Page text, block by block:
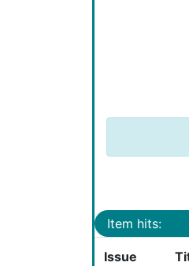
Item hits:
Issue